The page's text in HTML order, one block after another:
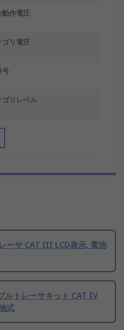
作電圧
ゴリ電圧
号
ゴリレベル
ーサ CAT III LCD表示, 電池
ルトレーサキット CAT IV
式